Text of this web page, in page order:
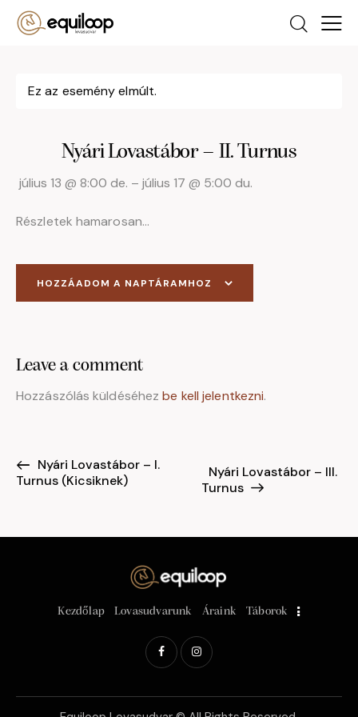
Ez az esemény elmúlt.
Nyári Lovastábor – II. Turnus
július 13 @ 8:00 de. – július 17 @ 5:00 du.
Részletek hamarosan…
HOZZÁADOM A NAPTÁRAMHOZ
Leave a comment
Hozzászólás küldéséhezbe kell jelentkezni.
E
s
g
Nyári Lovastábor – I.
Turnus (Kicsiknek)
Nyári Lovastábor – III.
Turnus
Kezdőlap Lovasudvarunk Áraink Táborok